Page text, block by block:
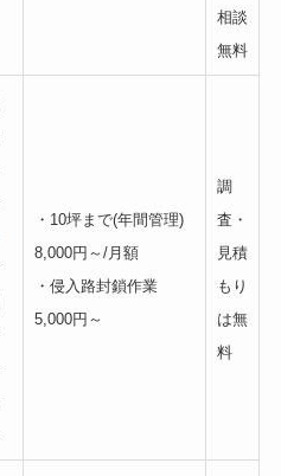
相談
無料
・10坪まで(年間管理)
8,000円～/月額
・侵入路封鎖作業
5,000円～
調
査・
見積
もり
は無
料